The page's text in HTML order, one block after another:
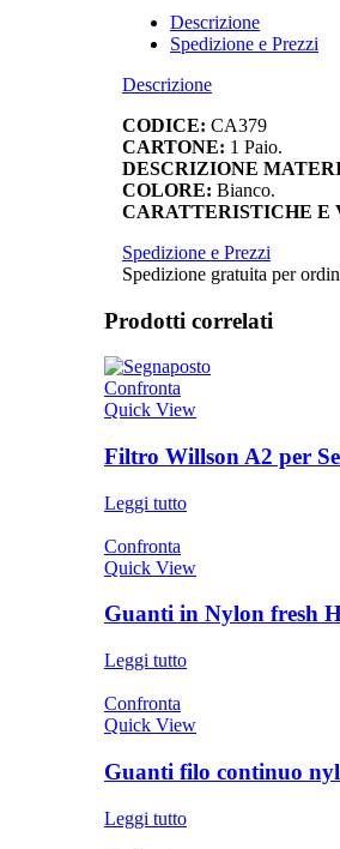
Descrizione
Spedizione e Prezzi
Descrizione
CODICE: CA379
CARTONE: 1 Paio.
DESCRIZIONE
COLORE: Bianco.
CARATTERISTICHE E
Spedizione e Prezzi
Spedizione gratuita per
Prodotti correlati
Confronta
Quick View
Filtro Willson A2 per
Leggi tutto
Confronta
Quick View
Guanti in Nylon fresh
Leggi tutto
Confronta
Quick View
Guanti filo continuo
Leggi tutto